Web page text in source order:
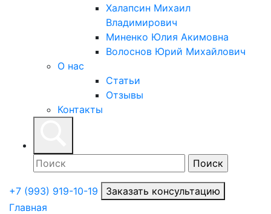
Халапсин Михаил
Владимирович
Миненко Юлия Акимовна
Волоснов Юрий Михайлович
О нас
Статьи
Отзывы
Контакты
+7 (993) 919-10-19
Заказать консультацию
Главная